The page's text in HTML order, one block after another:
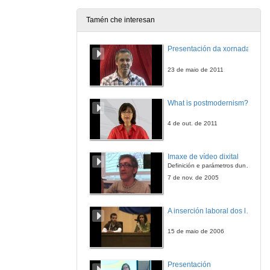
Os premios Metre Mateo do audiovisual galego
10 de abr. de 2014
10 de abr. de 2014
Tamén che interesan
Presentación da xornada
23 de maio de 2011
What is postmodernism?
4 de out. de 2011
Imaxe de vídeo dixital
Definición e parámetros dunha imaxe dixital. Resolución e Aspecto. Profundidade da cor. Compresión. Frame por segundo. Entrelazado. Campos, cadros
7 de nov. de 2005
15 de maio de 2006
Presentación